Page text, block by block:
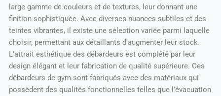
large gamme de couleurs et de textures, leur donnant une
finition sophistiquée. Avec diverses nuances subtiles et des
teintes vibrantes, il existe une sélection variée parmi laquelle
choisir, permettant aux détaillants d'augmenter leur stock.
L'attrait esthétique des débardeurs est complété par leur
design élégant et leur fabrication de qualité supérieure. Ces
débardeurs de gym sont fabriqués avec des matériaux qui
possèdent des qualités fonctionnelles telles que l'évacuation